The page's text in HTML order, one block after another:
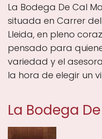
La Bodega De Cal
situada en Carrer del
Lleida, en pleno
pensado para
variedad y el
la hora de elegir un
La Bodega